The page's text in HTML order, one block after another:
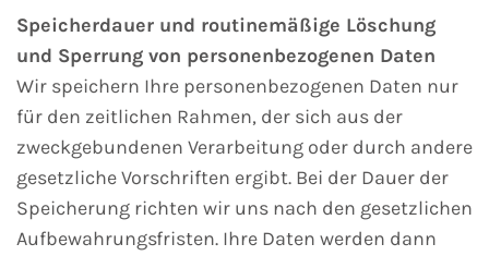
Speicherdauer und routinemäßige Löschung
und Sperrung von personenbezogenen Daten
Wir speichern Ihre personenbezogenen Daten nur
für den zeitlichen Rahmen, der sich aus der
zweckgebundenen Verarbeitung oder durch andere
gesetzliche Vorschriften ergibt. Bei der Dauer der
Speicherung richten wir uns nach den gesetzlichen
Aufbewahrungsfristen. Ihre Daten werden dann